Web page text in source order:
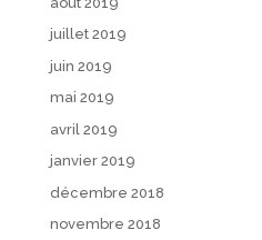
juillet 2019
juin 2019
mai 2019
avril 2019
janvier 2019
décembre 2018
novembre 2018